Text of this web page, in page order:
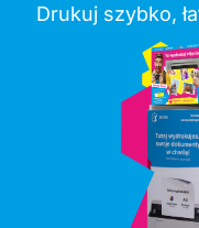
Drukuj szybko,